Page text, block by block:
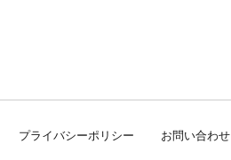
プライバシーポリシー お問い合わせ